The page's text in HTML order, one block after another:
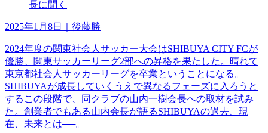
2025年1月8日 ｜後藤勝
2024年度の関東社会人サッカー大会はSHIBUYA CITY FCが
優勝、関東サッカーリーグ2部への昇格を果たした。晴れて
東京都社会人サッカーリーグを卒業ということになる。
SHIBUYAが成長していくうえで異なるフェーズに入ろうと
するこの段階で、同クラブの山内一樹会長への取材を試み
た。創業者でもある山内会長が語るSHIBUYAの過去、現
在、未来とは──。